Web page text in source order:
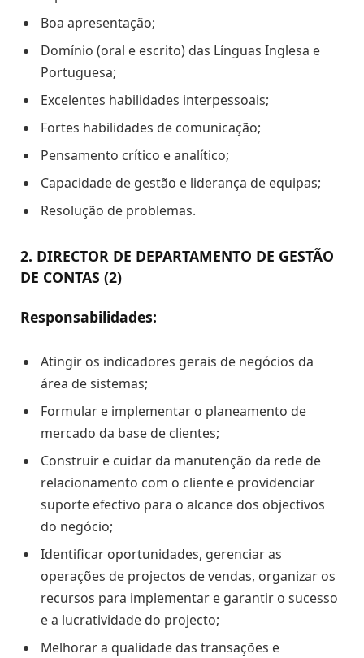
Boa apresentação;
Domínio (oral e escrito) das Línguas Inglesa e
Portuguesa;
Excelentes habilidades interpessoais;
Fortes habilidades de comunicação;
Pensamento crítico e analítico;
Capacidade de gestão e liderança de equipas;
Resolução de problemas.
2. DIRECTOR DE DEPARTAMENTO DE GESTÃO
DE CONTAS (2)
Responsabilidades:
Atingir os indicadores gerais de negócios da
área de sistemas;
Formular e implementar o planeamento de
mercado da base de clientes;
Construir e cuidar da manutenção da rede de
relacionamento com o cliente e providenciar
suporte efectivo para o alcance dos objectivos
do negócio;
Identificar oportunidades, gerenciar as
operações de projectos de vendas, organizar os
recursos para implementar e garantir o sucesso
e a lucratividade do projecto;
Melhorar a qualidade das transações e